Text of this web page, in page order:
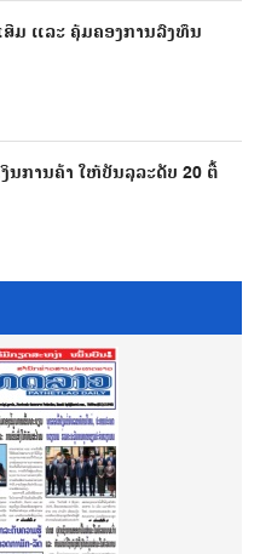
ສີມ ແລະ ຄຸ້ມຄອງການລົງທຶນ
ນການຄ້າ ໃຫ້ບັນລຸລະດັບ 20 ຕື້